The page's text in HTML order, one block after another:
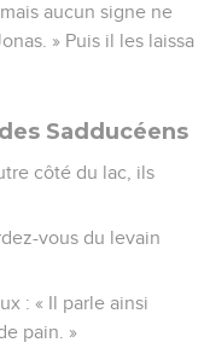
aucun signe ne
» Puis il les laissa
Sadducéens
côté du lac, ils
vous du levain
: « Il parle ainsi
pain. »